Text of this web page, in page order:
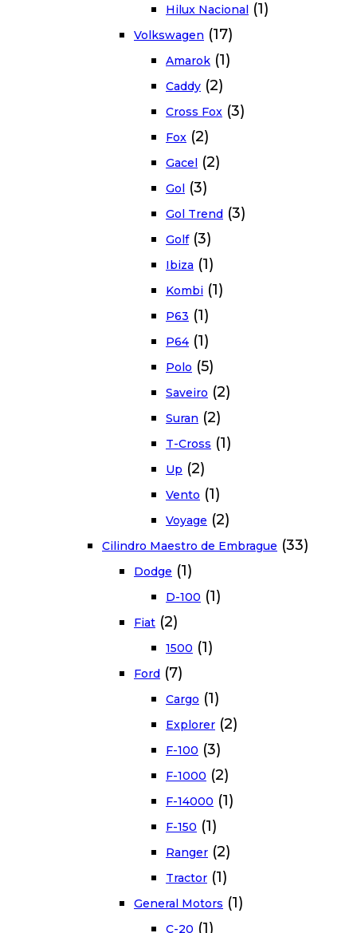
Hilux Nacional (1)
Volkswagen (17)
Amarok (1)
Caddy (2)
Cross Fox (3)
Fox (2)
Gacel (2)
Gol (3)
Gol Trend (3)
Golf (3)
Ibiza (1)
Kombi (1)
P63 (1)
P64 (1)
Polo (5)
Saveiro (2)
Suran (2)
T-Cross (1)
Up (2)
Vento (1)
Voyage (2)
Cilindro Maestro de Embrague (33)
Dodge (1)
D-100 (1)
Fiat (2)
1500 (1)
Ford (7)
Cargo (1)
Explorer (2)
F-100 (3)
F-1000 (2)
F-14000 (1)
F-150 (1)
Ranger (2)
Tractor (1)
General Motors (1)
C-20 (1)